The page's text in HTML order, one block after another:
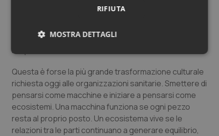
Non cerca l’obbedienza muta: costruisce
responsabilità distribuita.
Questa è forse la più grande trasformazione culturale
richiesta oggi alle organizzazioni sanitarie. Smettere di
pensarsi come macchine e iniziare a pensarsi come
ecosistemi. Una macchina funziona se ogni pezzo
resta al proprio posto. Un ecosistema vive se le
relazioni tra le parti continuano a generare equilibrio,
RIFIUTA
MOSTRA DETTAGLI
Necessari Statistici Marketing
Necessari Statistici Marketing